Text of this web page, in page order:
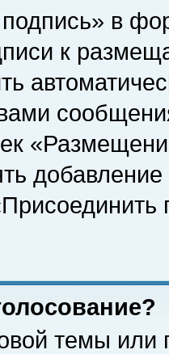
в
к
темы или